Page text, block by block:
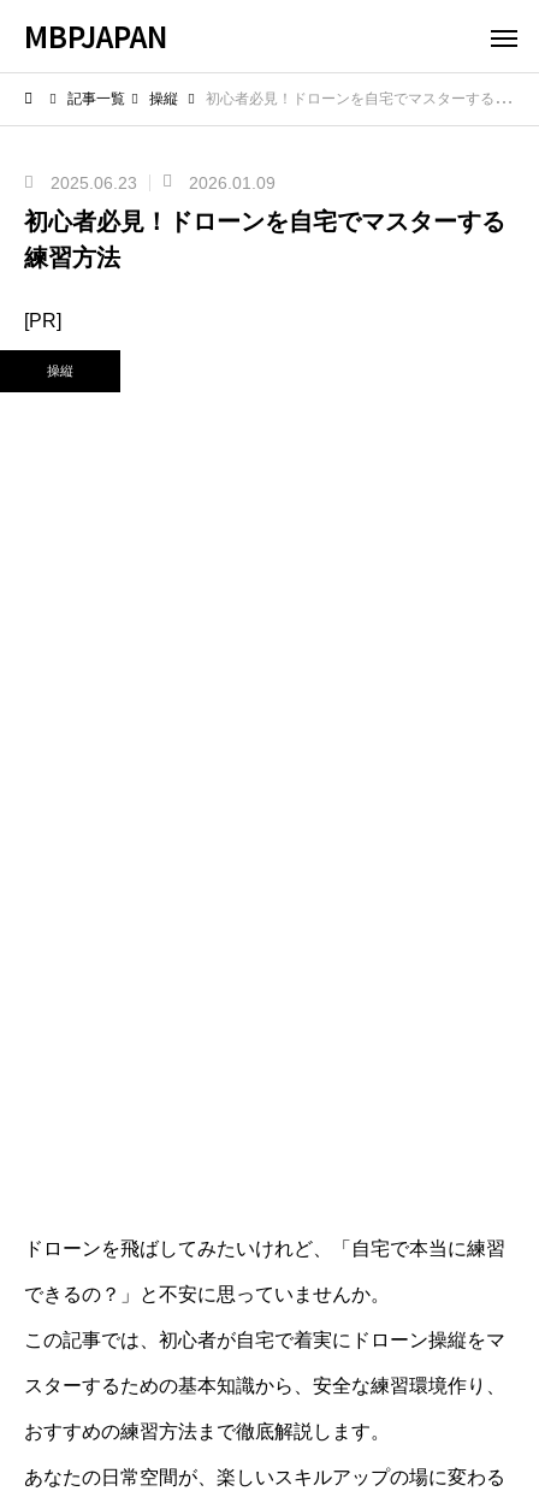
MBPJAPAN
記事一覧 操縦 初心者必見！ドローンを自宅でマスターする練習方法
2025.06.23 2026.01.09
初心者必見！ドローンを自宅でマスターする
練習方法
[PR]
操縦
ドローンを飛ばしてみたいけれど、「自宅で本当に練習
できるの？」と不安に思っていませんか。
この記事では、初心者が自宅で着実にドローン操縦をマ
スターするための基本知識から、安全な練習環境作り、
おすすめの練習方法まで徹底解説します。
あなたの日常空間が、楽しいスキルアップの場に変わる